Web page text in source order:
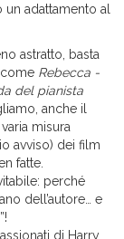
adattamento al
astratto, basta
Rebecca -
del pianista
anche il
misura
avviso) dei film
fatte.
perché
dell’autore… e
di Harry